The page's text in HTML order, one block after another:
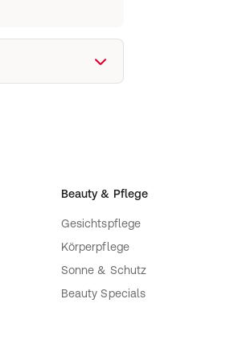
Beauty & Pflege
Gesichtspflege
Körperpflege
Sonne & Schutz
Beauty Specials